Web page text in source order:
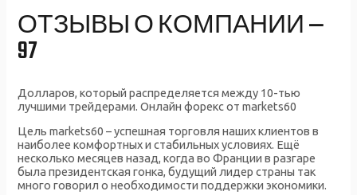
ОТЗЫВЫ О КОМПАНИИ —
97
Долларов, который распределяется между 10-тью
лучшими трейдерами. Онлайн форекс от markets60
Цель markets60 – успешная торговля наших клиентов в
наиболее комфортных и стабильных условиях. Ещё
несколько месяцев назад, когда во Франции в разгаре
была президентская гонка, будущий лидер страны так
много говорил о необходимости поддержки экономики.